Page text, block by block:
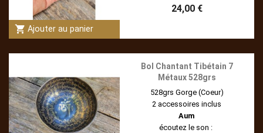
shopping_cart Ajouter au panier
24,00 €
Bol Chantant Tibétain 7
Métaux 528grs
528grs Gorge (Coeur)
2 accessoires inclus
Aum
écoutez le son :